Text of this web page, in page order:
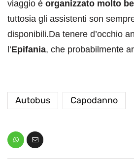
viaggio è organizzato molto
tuttosia gli assistenti son
disponibili.Da tenere d’occhio
l’Epifania, che probabilmente
Autobus Capodanno